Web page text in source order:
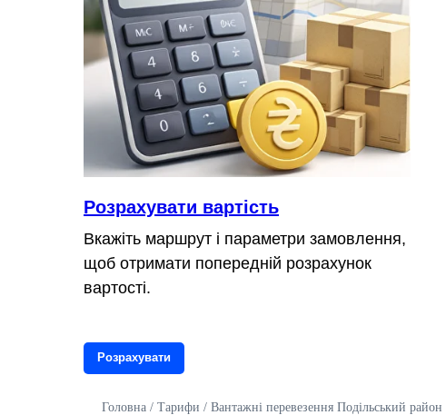
Розрахувати вартість
Вкажіть маршрут і параметри замовлення,
щоб отримати попередній розрахунок
вартості.
Розрахувати
Головна / Тарифи / Вантажні перевезення Подільський район